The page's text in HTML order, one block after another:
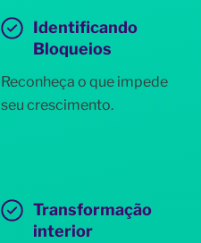
Identificando
Bloqueios
Reconheça o que impede
seu crescimento.
Transformação
interior